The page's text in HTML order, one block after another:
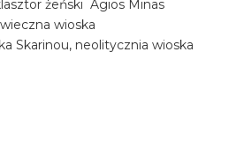
żeński Agios Minas
wioska
Skarinou, neolitycznia wioska